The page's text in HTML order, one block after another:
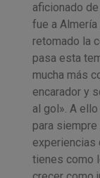
aficionado
fue a Almería
retomado la
pasa esta
mucha más
encarador y
al gol». A
para siempre
experiencias
tienes como